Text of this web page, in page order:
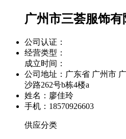
广州市三荟服饰有
公司认证：
经营类型：
成立时间：
公司地址： 广东省 广州市
沙路262号b栋4楼a
姓名：廖佳玲
手机：18570926603
供应分类